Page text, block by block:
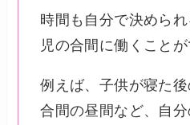
時間も自分で決めら
児の合間に働くことが
例えば、子供が寝た
合間の昼間など、自